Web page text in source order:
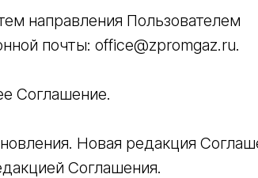
направления Пользователем
почты: office@zpromgaz.ru.
Соглашение.
Новая редакция
Соглашения.